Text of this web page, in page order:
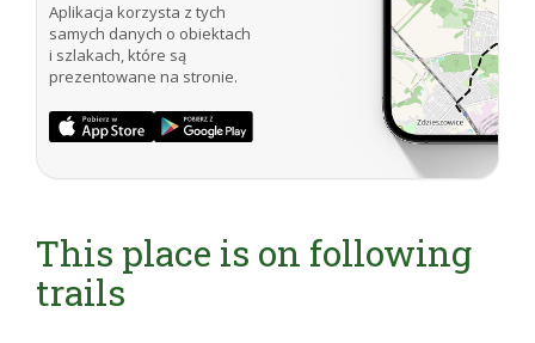
Aplikacja korzysta z tych
samych danych o obiektach
i szlakach, które są
prezentowane na stronie.
This place is on following
trails